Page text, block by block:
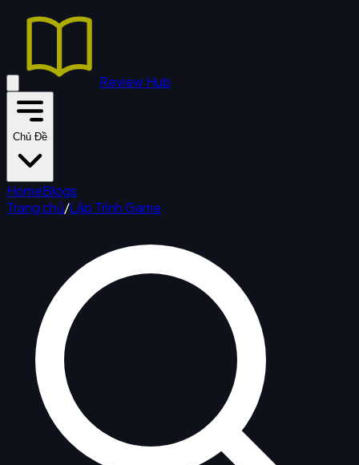
Review Hub
Chủ Đề
HomeBlogs
Trang chủ/Lập Trình Game